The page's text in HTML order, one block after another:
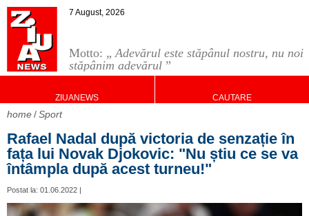
Motto: „Adevărul este stăpânul nostru, nu noi
stăpânim adevărul ”
7 August, 2026
ZIUANEWS CAUTARE
home Sport
Rafael Nadal după victoria de senzație în
fața lui Novak Djokovic: "Nu știu ce se va
întâmpla după acest turneu!"
Postat la: 01.06.2022 |